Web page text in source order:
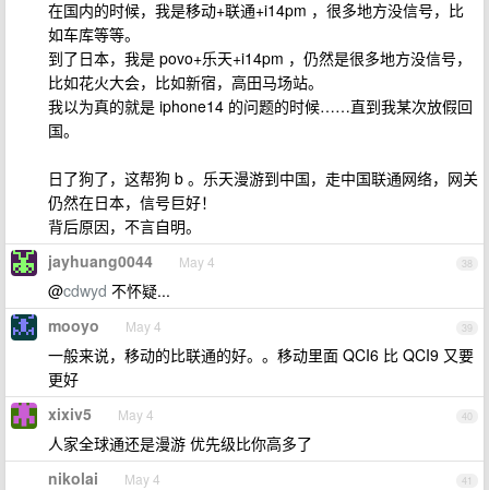
在国内的时候，我是移动+联通+i14pm ，很多地方没信号，比
如车库等等。
到了日本，我是 povo+乐天+i14pm ，仍然是很多地方没信号，
比如花火大会，比如新宿，高田马场站。
我以为真的就是 iphone14 的问题的时候……直到我某次放假回
国。
日了狗了，这帮狗 b 。乐天漫游到中国，走中国联通网络，网关
仍然在日本，信号巨好！
背后原因，不言自明。
38
jayhuang0044 May 4
@cdwyd 不怀疑...
39
mooyo May 4
一般来说，移动的比联通的好。。移动里面 QCI6 比 QCI9 又要
更好
40
xixiv5 May 4
人家全球通还是漫游 优先级比你高多了
41
nikolai May 4